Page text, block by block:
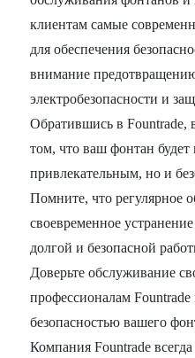
клиентам самые
для обеспечения
внимание
электробезопасности и
Обратившись в Fountrade,
том, что ваш фонтан
привлекательным, но и
Помните, что регулярное
своевременное
долгой и безопасной
Доверьте обслуживание
профессионалам Fountrade
безопасностью вашего
Компания Fountrade